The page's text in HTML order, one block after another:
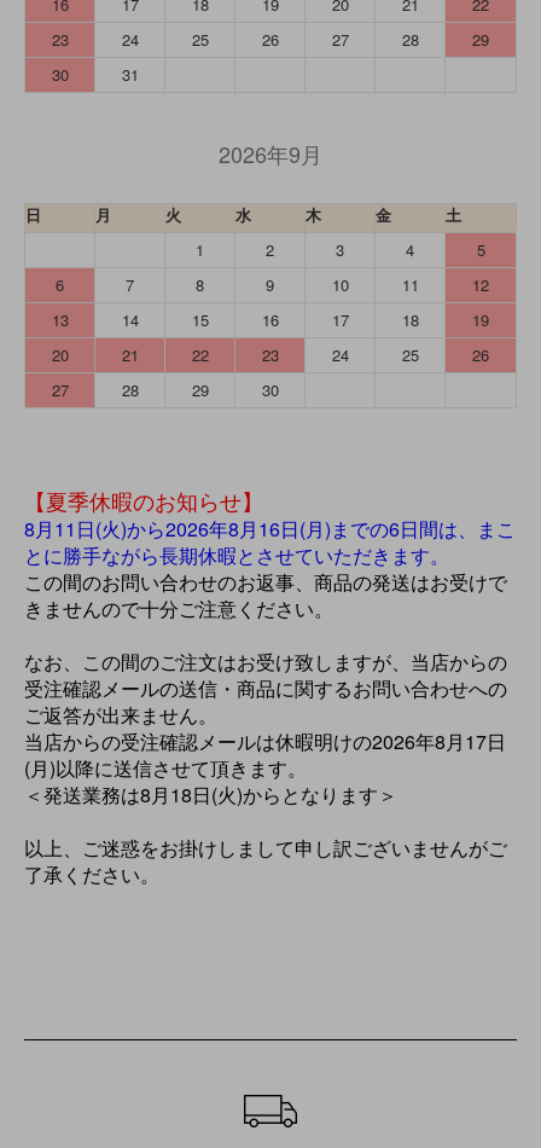
16 17 18 19 20 21
22
23
24 25 26 27 28
29
30
31
2026年9月
日 月 火 水 木 金
土
1
2 3 4
5
6
7 8 9 10 11
12
13
14 15 16 17 18
19
20
21 22 23 24 25
26
27
28 29 30
【夏季休暇のお知らせ】
8月11日(火)から2026年8月16日(月)までの6日間は、まこ
とに勝手ながら長期休暇とさせていただきます。
この間のお問い合わせのお返事、商品の発送はお受けで
きませんので十分ご注意ください。
なお、この間のご注文はお受け致しますが、当店からの
受注確認メールの送信・商品に関するお問い合わせへの
ご返答が出来ません。
当店からの受注確認メールは休暇明けの2026年8月17日
(月)以降に送信させて頂きます。
＜発送業務は8月18日(火)からとなります＞
以上、ご迷惑をお掛けしまして申し訳ございませんがご
了承ください。
ショッピングガイド